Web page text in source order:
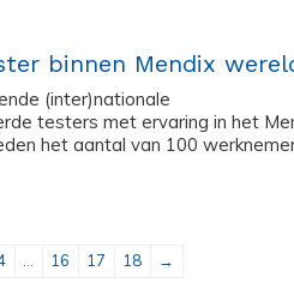
binnen Mendix
(inter)nationale
testers met ervaring in het
het aantal van 100
... 16 17 18 →